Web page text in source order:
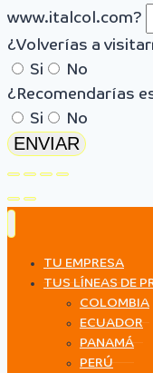
www.italcol.com?
¿Volverías a
Si
No
¿Recomendarías
Si
No
ENVIAR
TU EMPRESA
TUS LÍNEAS DE
COLOMBIA
ECUADOR
PANAMÁ
PERÚ